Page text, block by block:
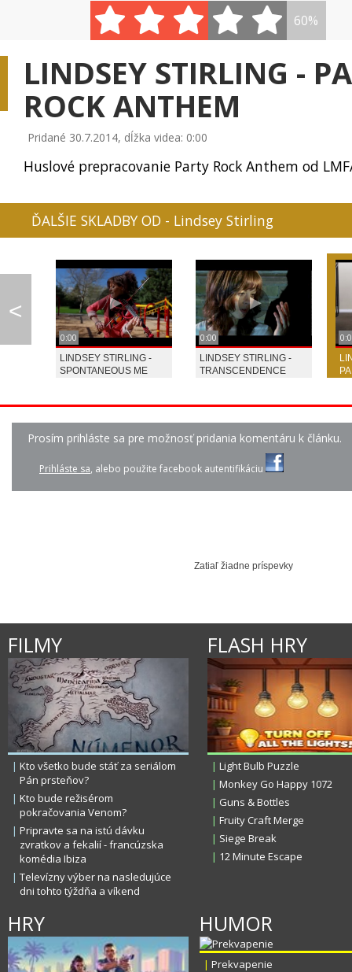
0:08
AVICII - WAKE ME UP FALLOUT 4 SONG - GO... GAME OF
PETER HOLLENS - HAN...
PIANO GUYS - CELLO ...
MAROON 5 -
IMT SMILE - MYSLÍM,... PIANO GUYS - CHARLI... LINDSAY
60%
LINDSEY STIRLING -
ROCK ANTHEM
Pridané 30.7.2014, dĺžka videa: 0:00
Huslové prepracovanie Party Rock Anthem od
ĎALŠIE SKLADBY OD - Lindsey Stirling
<
0:00
LINDSEY STIRLING -
SPONTANEOUS ME
0:00
LINDSEY STIRLING -
TRANSCENDENCE
Prosím prihláste sa pre možnosť pridania komentáru k článku.
Prihláste sa, alebo použite facebook autentifikáciu
Zatiaľ žiadne príspevky
FILMY
| Kto všetko bude stáť za seriálom
Pán prsteňov?
| Kto bude režisérom
pokračovania Venom?
| Pripravte sa na istú dávku
zvratkov a fekalií - francúzska
komédia Ibiza
| Televízny výber na nasledujúce
dni tohto týždňa a víkend
FLASH HRY
| Light Bulb Puzzle
| Monkey Go Happy 1072
| Guns & Bottles
| Fruity Craft Merge
| Siege Break
| 12 Minute Escape
HRY HUMOR
| Prekvapenie